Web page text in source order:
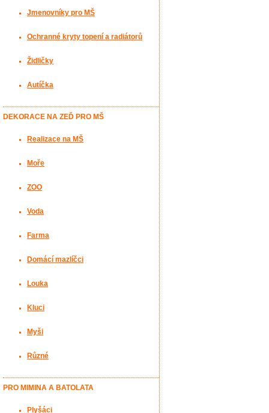
Jmenovníky pro MŠ
Ochranné kryty topení a radiátorů
Židličky
Autíčka
DEKORACE NA ZEĎ PRO MŠ
Realizace na MŠ
Moře
ZOO
Voda
Farma
Domácí mazlíčci
Louka
Kluci
Myši
Různé
PRO MIMINA A BATOLATA
Plyšáci